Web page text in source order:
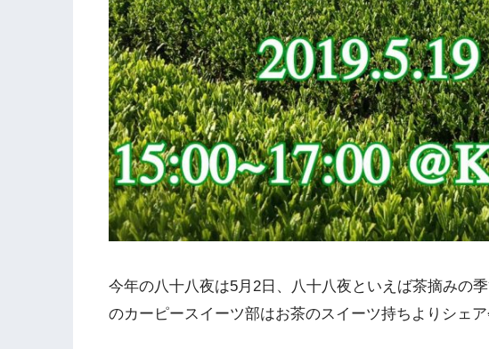
今年の八十八夜は5月2日、八十八夜といえば茶摘みの
のカーピースイーツ部はお茶のスイーツ持ちよりシェア